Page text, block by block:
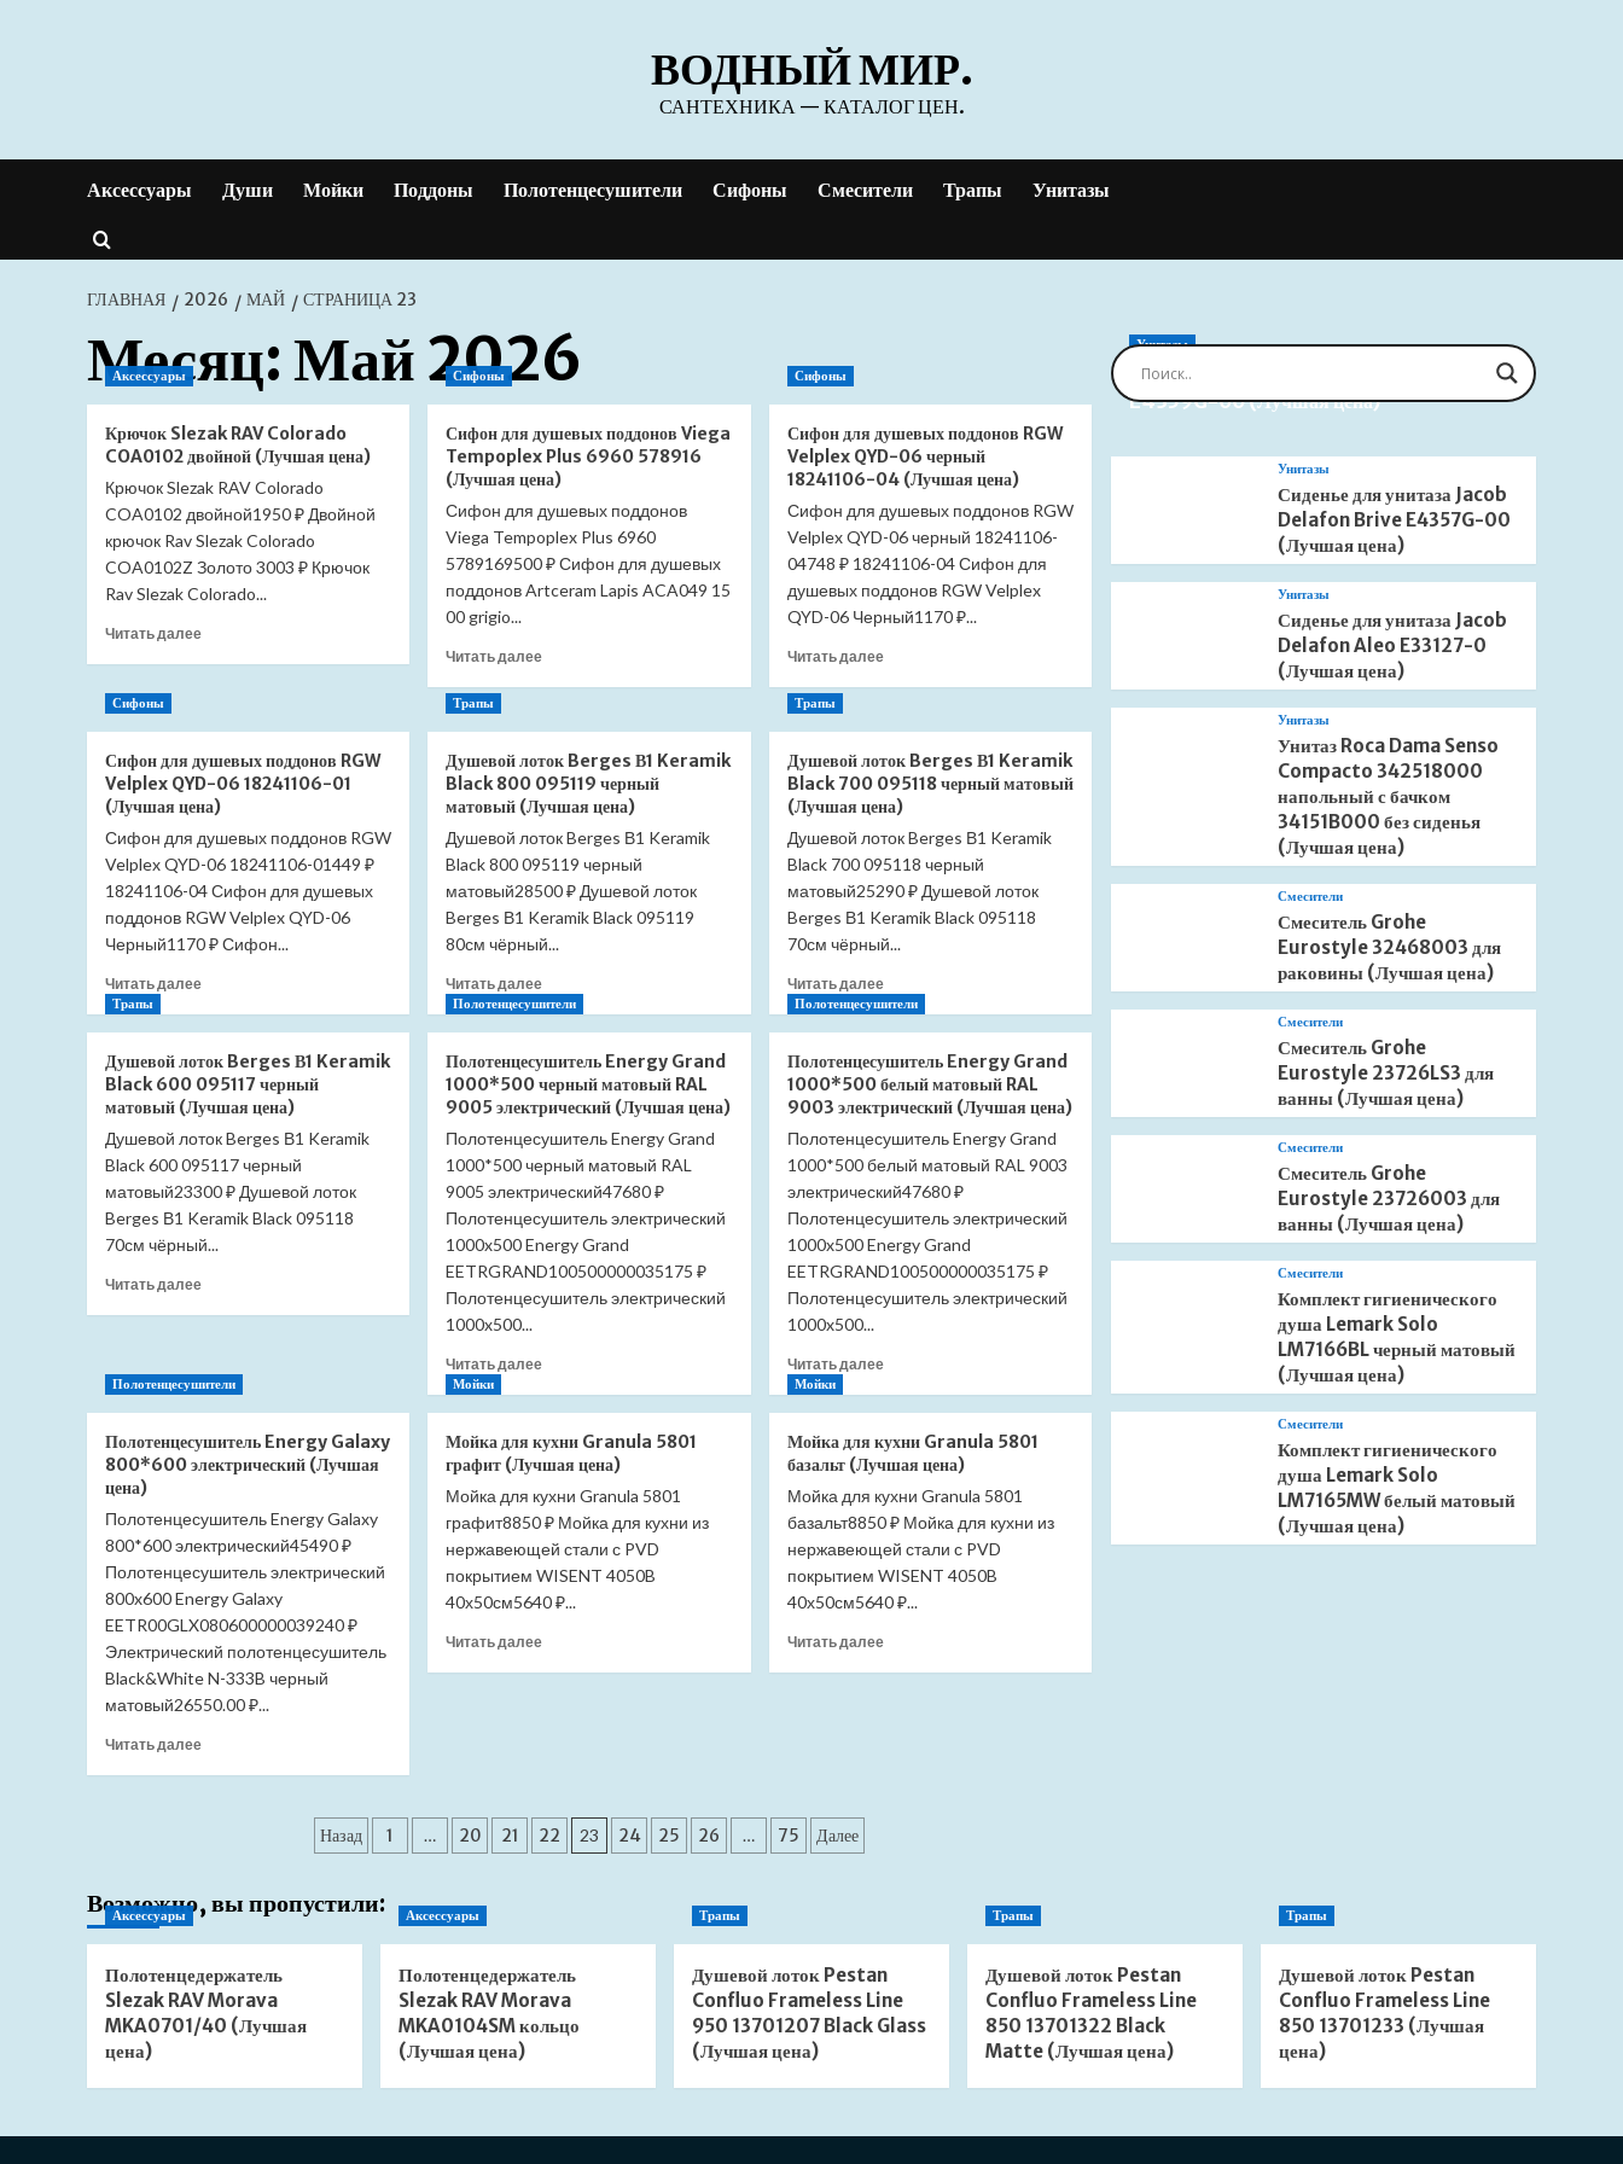
ВОДНЫЙ МИР.
САНТЕХНИКА — КАТАЛОГ ЦЕН.
Аксессуары Души Мойки Поддоны Полотенцесушители Сифоны Смесители Трапы Унитазы
ГЛАВНАЯ 2026 МАЙ СТРАНИЦА 23
Месяц:Май 2026
Аксессуары
Крючок Slezak RAV Colorado
COA0102 двойной (Лучшая цена)
Крючок Slezak RAV Colorado
COA0102 двойной1950 ₽ Двойной
крючок Rav Slezak Colorado
COA0102Z Золото 3003 ₽ Крючок
Rav Slezak Colorado...
Читать далееПрочитать
Colorado
COA0102
двойной
(Лучшая
цена)
Сифоны
Сифон для душевых поддонов Viega
Tempoplex Plus 6960 578916
(Лучшая цена)
Сифон для душевых поддонов
Viega Tempoplex Plus 6960
5789169500 ₽ Сифон для душевых
поддонов Artceram Lapis ACA049 15
00 grigio...
Читать далееПрочитать
душевых
поддонов
Viega
Tempoplex
Plus
6960
578916
(Лучшая
цена)
Сифоны
Сифон для душевых поддонов RGW
Velplex QYD-06 черный
18241106-04 (Лучшая цена)
Сифон для душевых поддонов RGW
Velplex QYD-06 черный 18241106-
04748 ₽ 18241106-04 Сифон для
душевых поддонов RGW Velplex
QYD-06 Черный1170 ₽...
Читать далееПрочитать
душевых
поддонов
RGW
Velplex
QYD-
06
черный
18241106-
04
цена)
Сифоны
Сифон для душевых поддонов RGW
Velplex QYD-06 18241106-01
(Лучшая цена)
Сифон для душевых поддонов RGW
Velplex QYD-06 18241106-01449 ₽
18241106-04 Сифон для душевых
поддонов RGW Velplex QYD-06
Черный1170 ₽ Сифон...
Читать далееПрочитать
для
душевых
поддонов
RGW
Velplex
QYD-
01
Трапы
Душевой лоток Berges В1 Keramik
Black 800 095119 черный
матовый (Лучшая цена)
Душевой лоток Berges В1 Keramik
Black 800 095119 черный
матовый28500 ₽ Душевой лоток
Berges В1 Keramik Black 095119
80см чёрный...
Читать далееПрочитать
больше
лоток
Berges
В1
Keramik
Black
800
черный
матовый
(Лучшая
цена)
Трапы
Душевой лоток Berges В1 Keramik
Black 700 095118 черный матовый
(Лучшая цена)
Душевой лоток Berges В1 Keramik
Black 700 095118 черный
матовый25290 ₽ Душевой лоток
Berges В1 Keramik Black 095118
70см чёрный...
Читать далееПрочитать
больше
лоток
Berges
В1
Keramik
Black
700
черный
матовый
(Лучшая
цена)
Трапы
Душевой лоток Berges В1 Keramik
Black 600 095117 черный
матовый (Лучшая цена)
Душевой лоток Berges В1 Keramik
Black 600 095117 черный
матовый23300 ₽ Душевой лоток
Berges В1 Keramik Black 095118
70см чёрный...
Читать далееПрочитать
лоток
Berges
В1
Keramik
Black
черный
матовый
(Лучшая
цена)
Полотенцесушители
Полотенцесушитель Energy Grand
1000*500 черный матовый RAL
9005 электрический (Лучшая цена)
Полотенцесушитель Energy Grand
1000*500 черный матовый RAL
9005 электрический47680 ₽
Полотенцесушитель электрический
1000x500 Energy Grand
EETRGRAND100500000035175 ₽
Полотенцесушитель электрический
1000x500...
Читать далееПрочитать
Полотенцесушитель
Energy
Grand
1000*500
черный
матовый
RAL
электрический
Полотенцесушители
Полотенцесушитель Energy Grand
1000*500 белый матовый RAL
9003 электрический (Лучшая цена)
Полотенцесушитель Energy Grand
1000*500 белый матовый RAL 9003
электрический47680 ₽
Полотенцесушитель электрический
1000x500 Energy Grand
EETRGRAND100500000035175 ₽
Полотенцесушитель электрический
1000x500...
Читать далееПрочитать
Полотенцесушитель
Energy
Grand
1000*500
белый
матовый
RAL
электрический
(Лучшая
Полотенцесушители
Полотенцесушитель Energy Galaxy
800*600 электрический (Лучшая
цена)
Полотенцесушитель Energy Galaxy
800*600 электрический45490 ₽
Полотенцесушитель электрический
800x600 Energy Galaxy
EETR00GLX080600000039240 ₽
Электрический полотенцесушитель
Black&White N-333B черный
матовый26550.00 ₽...
Читать далееПрочитать
электрический
цена)
Мойки
Мойка для кухни Granula 5801
графит (Лучшая цена)
Мойка для кухни Granula 5801
графит8850 ₽ Мойка для кухни из
нержавеющей стали с PVD
покрытием WISENT 4050B
40х50см5640 ₽...
Читать далееПрочитать
графит
(Лучшая
Мойки
Мойка для кухни Granula 5801
базальт (Лучшая цена)
Мойка для кухни Granula 5801
базальт8850 ₽ Мойка для кухни из
нержавеющей стали с PVD
покрытием WISENT 4050B
40х50см5640 ₽...
Читать далееПрочитать
Пагинация
Назад 1 … 20 21 22 23 24 25 26 … 75 Далее
Унитазы
Сиденье для унитаза Jacob Delafon Brive
E4359G-00 (Лучшая цена)
Унитазы
Сиденье для унитаза Jacob
Delafon Brive E4357G-00
(Лучшая цена)
Унитазы
Сиденье для унитаза Jacob
Delafon Aleo E33127-0
(Лучшая цена)
Унитазы
Унитаз Roca Dama Senso
Compacto 342518000
напольный с бачком
34151B000 без сиденья
(Лучшая цена)
Смесители
Смеситель Grohe
Eurostyle 32468003 для
раковины (Лучшая цена)
Смесители
Смеситель Grohe
Eurostyle 23726LS3 для
ванны (Лучшая цена)
Смесители
Смеситель Grohe
Eurostyle 23726003 для
ванны (Лучшая цена)
Смесители
Комплект гигиенического
душа Lemark Solo
LM7166BL черный матовый
(Лучшая цена)
Смесители
Комплект гигиенического
душа Lemark Solo
LM7165MW белый матовый
(Лучшая цена)
Возможно, вы пропустили:
Аксессуары
Полотенцедержатель
Slezak RAV Morava
MKA0701/40 (Лучшая
цена)
Аксессуары
Полотенцедержатель
Slezak RAV Morava
MKA0104SM кольцо
(Лучшая цена)
Трапы
Душевой лоток Pestan
Confluo Frameless Line
950 13701207 Black Glass
(Лучшая цена)
Трапы
Душевой лоток Pestan
Confluo Frameless Line
850 13701322 Black
Matte (Лучшая цена)
Трапы
Душевой лоток Pestan
Confluo Frameless Line
850 13701233 (Лучшая
цена)